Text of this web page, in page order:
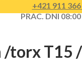
+421 911
PRAC. DNI
/torx T15